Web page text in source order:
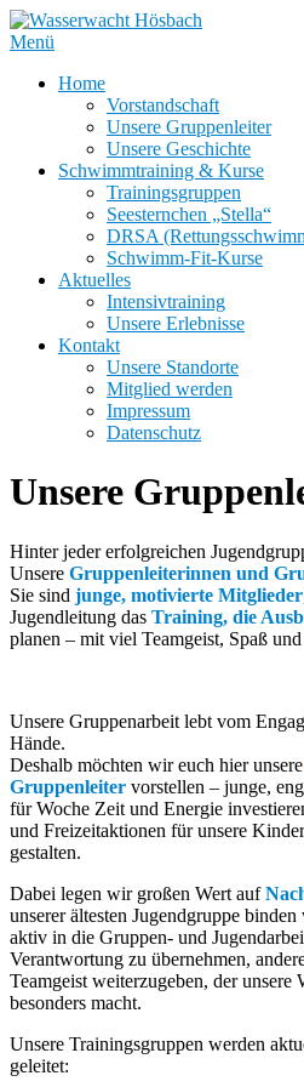
Zum
Inhalt
Menü
Home
Vorstandschaft
Unsere Gruppenleiter
Unsere Geschichte
Schwimmtraining & Kurse
Trainingsgruppen
Seesternchen „Stella“
DRSA
Schwimm-Fit-Kurse
Aktuelles
Intensivtraining
Unsere Erlebnisse
Kontakt
Unsere Standorte
Mitglied werden
Impressum
Datenschutz
Unsere
Hinter jeder erfolgreichen
Unsere Gruppenleiterinnen und
Sie sind junge, motivierte Mitglieder
Jugendleitung das Training, die
planen – mit viel Teamgeist, Spaß
Unsere Gruppenarbeit lebt vom
Hände.
Deshalb möchten wir euch hier unsere
Gruppenleiter vorstellen – junge,
für Woche Zeit und Energie
und Freizeitaktionen für unsere
gestalten.
Dabei legen wir großen Wert auf
unserer ältesten Jugendgruppe
aktiv in die Gruppen- und
Verantwortung zu übernehmen,
Teamgeist weiterzugeben, der unsere
besonders macht.
Unsere Trainingsgruppen werden
geleitet: